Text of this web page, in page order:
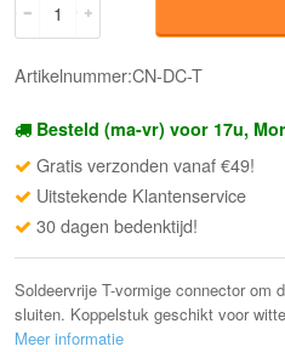
Artikelnummer:CN-DC-T
Besteld (ma-vr) voor 17u,
Gratis verzonden vanaf €49!
Uitstekende Klantenservice
30 dagen bedenktijd!
Soldeervrije T-vormige connector om
sluiten. Koppelstuk geschikt voor
Meer informatie